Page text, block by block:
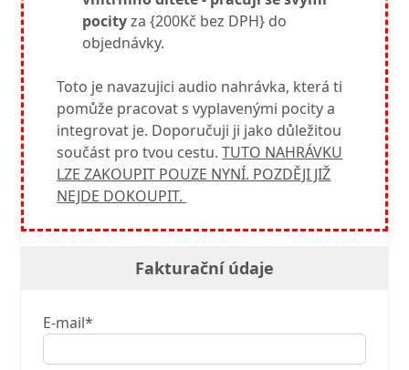
pocityza {200Kč bez DPH} do
objednávky.
Toto je navazujici audio nahrávka, která ti
pomůže pracovat s vyplavenými pocity a
integrovat je. Doporučuji ji jako důležitou
součást pro tvou cestu.TUTO NAHRÁVKU
LZE ZAKOUPIT POUZE NYNÍ. POZDĚJI JIŽ
NEJDE DOKOUPIT.
Fakturační údaje
E-mail*